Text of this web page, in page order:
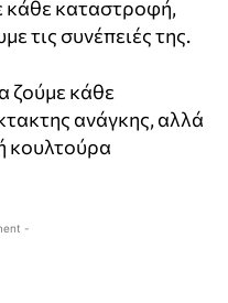
κάθε καταστροφή,
τις συνέπειές της.
ζούμε κάθε
ανάγκης, αλλά
κουλτούρα
-